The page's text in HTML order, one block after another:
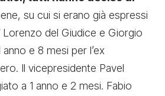
su cui si erano già espressi
Lorenzo del Giudice e Giorgio
e 8 mesi per l’ex
Il vicepresidente Pavel
a 1 anno e 2 mesi. Fabio